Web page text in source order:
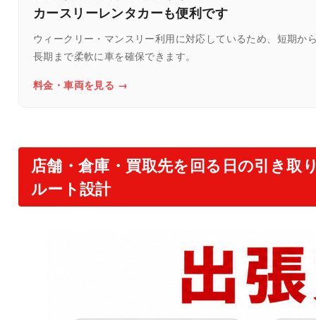
カースリーレンタカーも便利です
ウィークリー・マンスリー利用に対応しているため、短期か
長期まで柔軟に車を確保できます。
料金・車両を見る →
店舗・倉庫・買取先を回る日の引き取
ルート設計